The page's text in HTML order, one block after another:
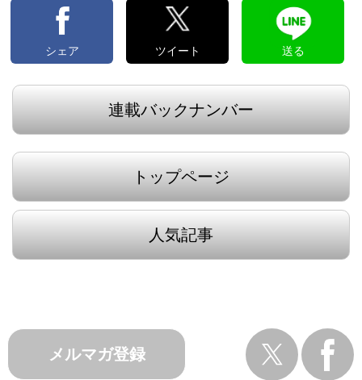
シェア ツイート 送る
連載バックナンバー
トップページ
人気記事
メルマガ登録